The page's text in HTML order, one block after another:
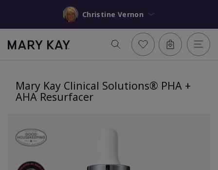
Christine Vernon
Mary Kay Clinical Solutions® PHA +
AHA Resurfacer